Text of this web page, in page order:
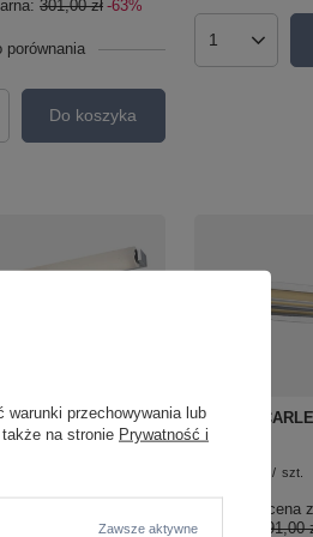
301,00 zł -63%
porównania
Do koszyka
Ilość
Italux
Kinkiet
MB1279L
/ szt.
Najniższa cena
obniżką:
191,00
warunki przechowywania lub
na stronie Prywatność i
Zawsze aktywne